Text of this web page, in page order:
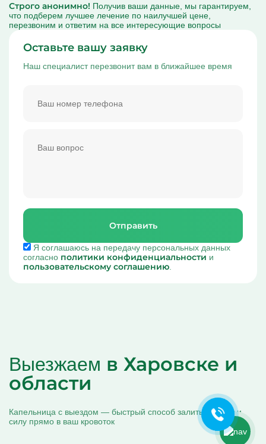
вам. Напишите мне, если у
вас появятся вопросы.
Строго анонимно! Получив ваши данные, мы гарантируем,
что подберем лучшее лечение по наилучшей цене,
перезвоним и ответим на все интересующие вопросы
Оставьте вашу заявку
Наш специалист перезвонит вам в ближайшее время
Отправить
Я соглашаюсь на передачу персональных данных
согласно политики конфиденциальности и
пользовательскому соглашению
Выезжаем в Харовске и
области
Капельница с выездом — быстрый способ залить чистоту и
силу прямо в ваш кровоток